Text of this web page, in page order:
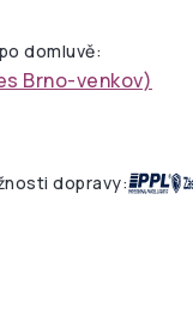
domluvě:
Brno-venkov)
dopravy: